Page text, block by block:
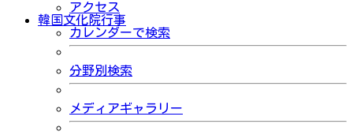
アクセス
韓国文化院行事
カレンダーで検索
分野別検索
メディアギャラリー